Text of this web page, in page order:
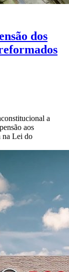
dos
a
aos
na Lei do